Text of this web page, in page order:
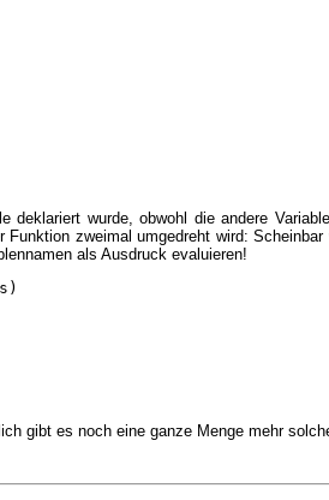
deklariert wurde, obwohl die andere
Funktion zweimal umgedreht wird:
als Ausdruck evaluieren!
gibt es noch eine ganze Menge mehr